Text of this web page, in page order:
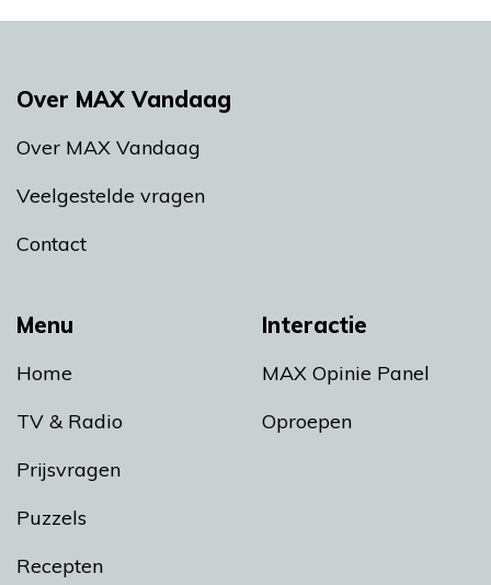
Menu
Home
TV & Radio
Prijsvragen
Puzzels
Recepten
Interactie
MAX Opinie Panel
Oproepen
Over MAX Vandaag
Over MAX Vandaag
Veelgestelde vragen
Contact